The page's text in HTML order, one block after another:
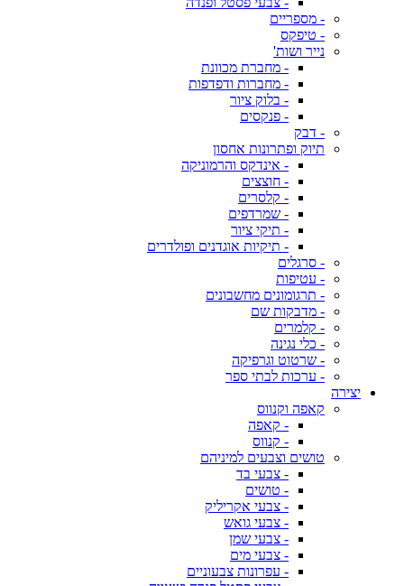
- מספריים
- טיפקס
נייר ושות'
- מחברת מכוונת
- מחברות ודפדפות
- בלוק ציור
- פנקסים
- דבק
תיוק ופתרונות אחסון
- אינדקס והרמוניקה
- חוצצים
- קלסרים
- שמרדפים
- תיקי ציור
- תיקיות אוגדנים ופולדרים
- סרגלים
- עטיפות
- תרגומונים מחשבונים
- מדבקות שם
- קלמרים
- כלי נגינה
- שרטוט וגרפיקה
- ערכות לבתי ספר
יצירה
קאפה וקנווס
- קאפה
- קנווס
טושים וצבעים למיניהם
- צבעי בד
- טושים
- צבעי אקריליק
- צבעי גואש
- צבעי שמן
- צבעי מים
- עפרונות צבעוניים